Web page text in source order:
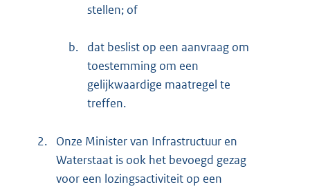
stellen; of
b.
dat beslist op een aanvraag om
toestemming om een
gelijkwaardige maatregel te
treffen.
2.
Onze Minister van Infrastructuur en
Waterstaat is ook het bevoegd gezag
voor een lozingsactiviteit op een